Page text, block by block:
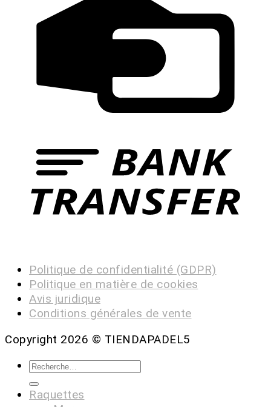
Politique de confidentialité (GDPR)
Politique en matière de cookies
Avis juridique
Conditions générales de vente
Copyright 2026 © TIENDAPADEL5
Raquettes